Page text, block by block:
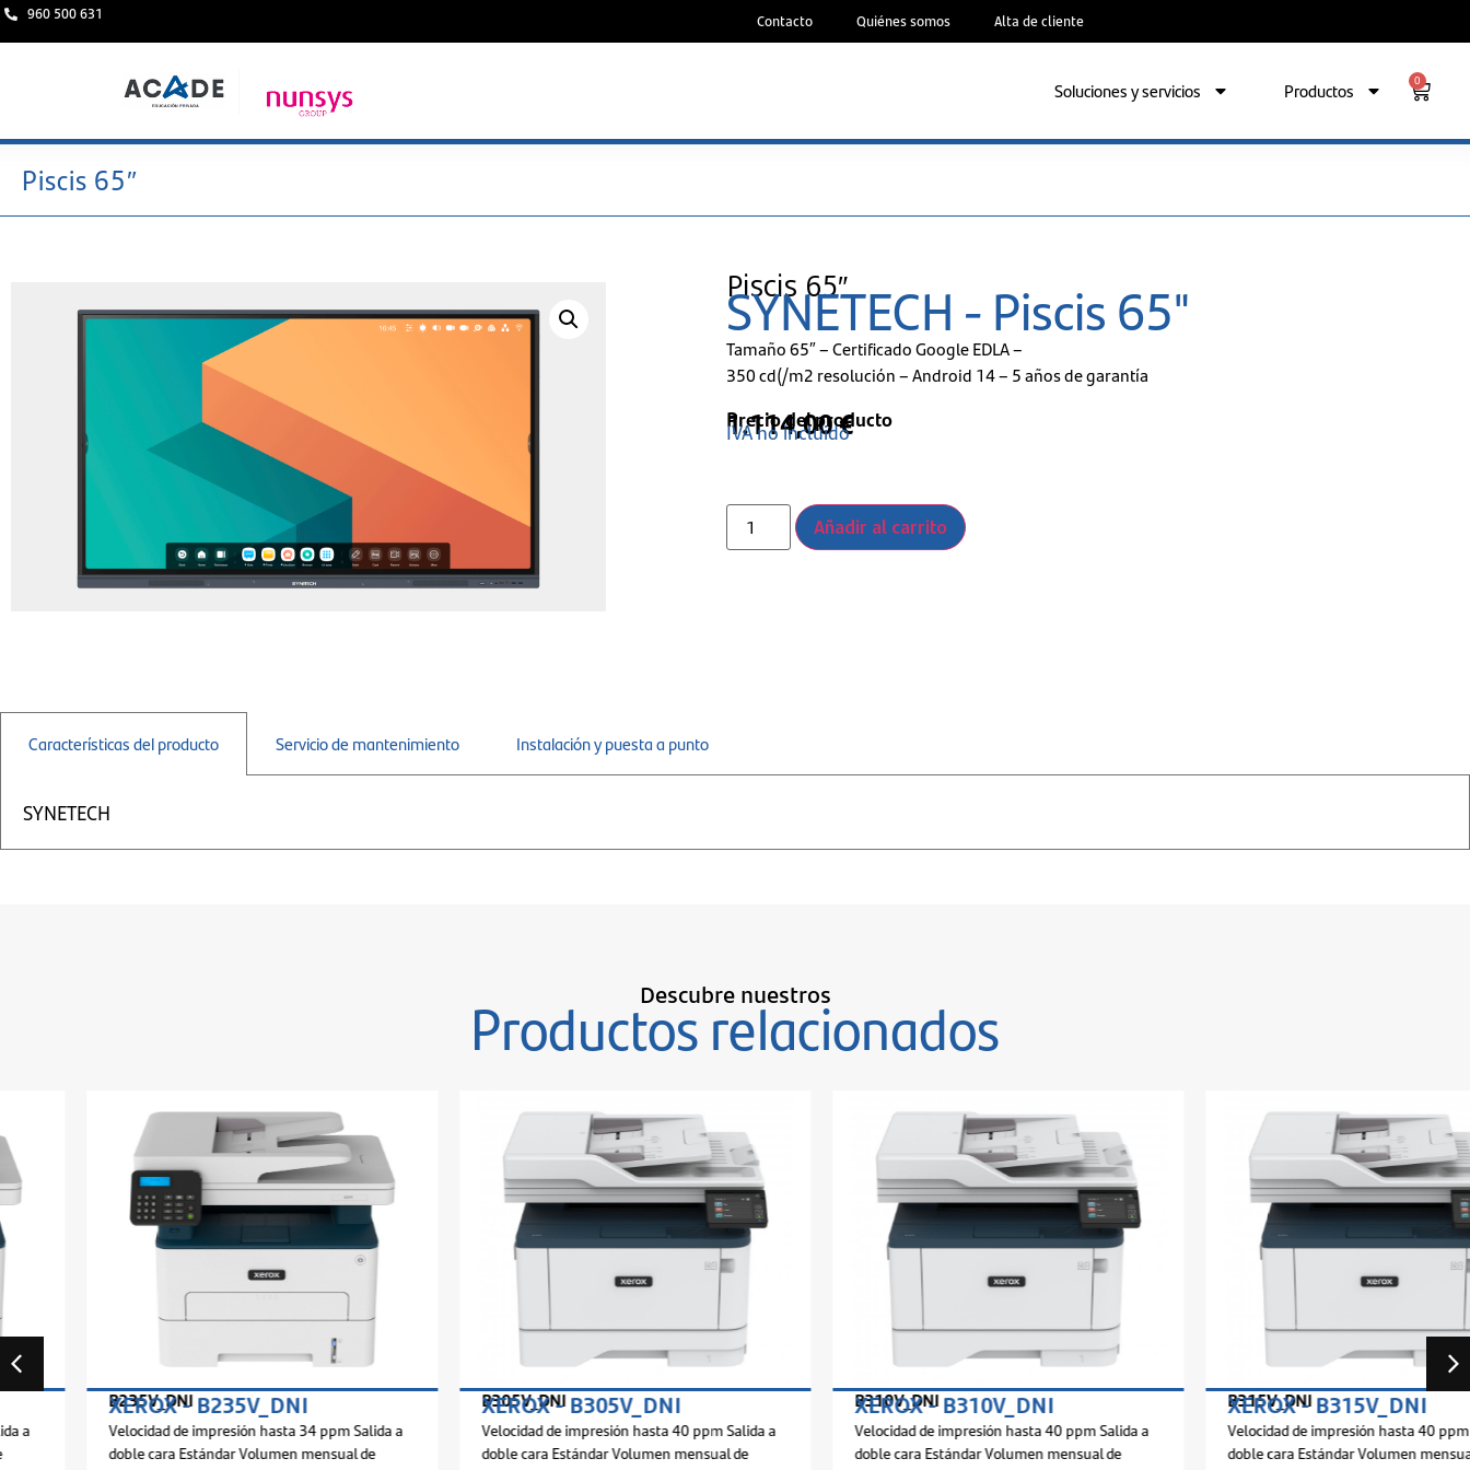
960 500 631 Contacto Quiénes somos Alta de cliente
Soluciones y servicios Productos 0
Piscis 65″
Piscis 65″
SYNETECH - Piscis 65"
Tamaño 65″ – Certificado Google EDLA –
350 cd(/m2 resolución – Android 14 – 5 años de garantía
Precio del producto
1.114,00€
IVA no incluido
Añadir al carrito
Características del producto Servicio de mantenimiento Instalación y puesta a punto
SYNETECH
Descubre nuestros
Productos relacionados
B235V_DNI
XEROX - B235V_DNI
Velocidad de impresión hasta 34 ppm Salida a
doble cara Estándar Volumen mensual de
B305V_DNI
XEROX - B305V_DNI
Velocidad de impresión hasta 40 ppm Salida a
doble cara Estándar Volumen mensual de
B310V_DNI
XEROX - B310V_DNI
Velocidad de impresión hasta 40 ppm Salida a
doble cara Estándar Volumen mensual de
B315V_DNI
XEROX - B315V_DNI
Velocidad de impresión hasta 40 ppm Salida a
doble cara Estándar Volumen mensual de